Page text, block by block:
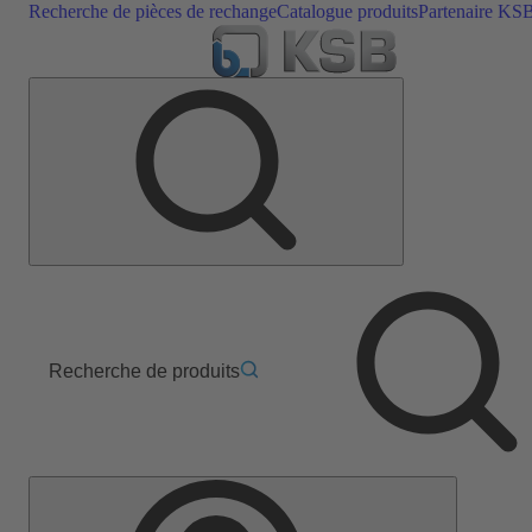
Recherche de pièces de rechangeCatalogue produitsPartenaire
Recherche de produits